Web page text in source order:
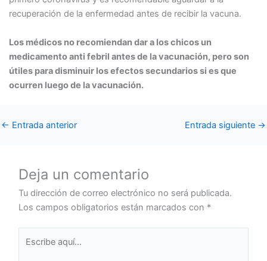
recuperación de la enfermedad antes de recibir la vacuna.
Los médicos no recomiendan dar a los chicos un
medicamento anti febril antes de la vacunación, pero son
útiles para disminuir los efectos secundarios si es que
ocurren luego de la vacunación.
← Entrada anterior Entrada siguiente →
Deja un comentario
Tu dirección de correo electrónico no será publicada.
Los campos obligatorios están marcados con *
aquí...